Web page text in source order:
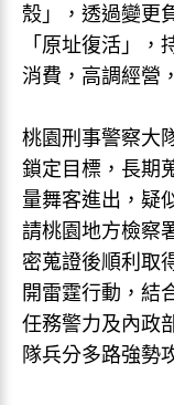
殼」，透過變更
「原址復活」
消費，高調經營
桃園刑事警察大
鎖定目標，長期
量舞客進出，疑
請桃園地方檢察
密蒐證後順利取
開雷霆行動，結
任務警力及內政
隊兵分多路強勢